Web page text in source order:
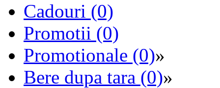
Cadouri (0)
Promotii (0)
Promotionale (0)»
Bere dupa tara (0)»